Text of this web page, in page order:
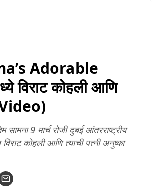
Adorable
विराट कोहली आणि
Video)
9 मार्च रोजी दुबई आंतरराष्ट्रीय
कोहली आणि त्याची पत्नी अनुष्का